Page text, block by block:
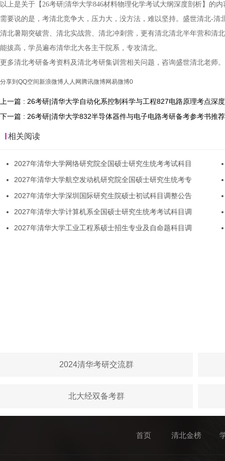
以上是关于【26考研|清华大学846材料物理化学考试大纲深度剖析】的
需要说的是，考清北竞争大，压力大，没方法，难以坚持。盛世清北-
清北暑期突破营、清北实战营、清北冲刺营，更有清北清北半年营和清
能拔高，学员遍布清华北大各主干院系，专攻清北。
更多清北考研备考资料及清北考研集训营相关问题，咨询盛世清北老师。
分享到 QQ空间 新浪微博人人网 腾讯微博网易微博0
上一篇 : 26考研|清华大学自动化系控制科学与工程827电路原理考点深
下一篇 : 26考研|清华大学832半导体器件与电子电路考研备考参考书推荐
相关阅读
2027年清华大学网络研究院全国硕士研究生统考考试科目
2027年清华大学航空发动机研究院全国硕士研究生统考专
2027年清华大学深圳国际研究生院硕士初试科目调整公告
2027年清华大学计算机系全国硕士研究生统考考试科目调
2027年清华大学工业工程系硕士招生专业及自命题科目调
2024清华考研交流群
北大经双备考群
首页 清北金榜